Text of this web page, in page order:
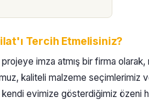
Tercih Etmelisiniz?
projeye imza atmış bir firma
kaliteli malzeme seçimlerimiz
evimize gösterdiğimiz özeni